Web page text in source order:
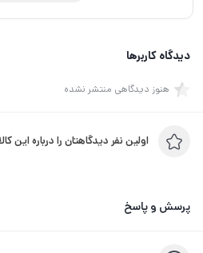
دیدگاه کاربرها
هنوز دیدگاهی منتشر نشده
اولین نفر دیدگاهتان را درباره این
پرسش و پاسخ